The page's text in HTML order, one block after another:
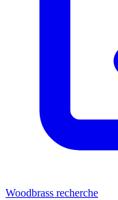
Woodbrass recherche